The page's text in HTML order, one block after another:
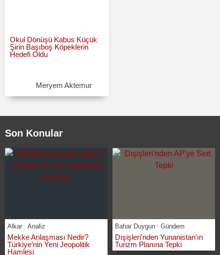
Okul Dönüşü Kabus Küçük
Şirin Başıboş Köpeklerin
Hedefi Oldu
Meryem Aktemur
Son Konular
Alkar Analiz
Mekke Anlaşması Nedir?
Türkiye’nin Yeni Jeopolitik
Hamlesi
Bahar Duygun Gündem
Dışişleri’nden Yunanistan’ın
Turizm Planına Tepki